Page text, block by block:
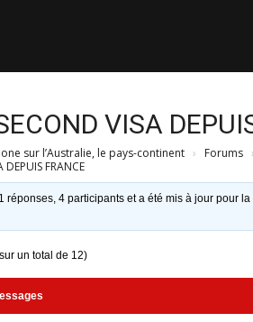
VISA
sur l’Australie, le pays-continent › Forums ›
DEPUIS FRANCE
réponses, 4 participants et a été mis à jour pour
un total de 12)